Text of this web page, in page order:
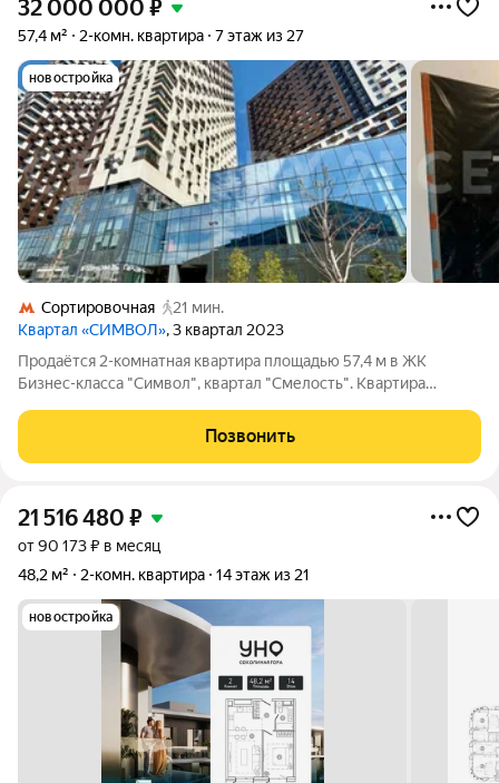
32 000 000 ₽
57,4 м² 2-комн. квартира 7 этаж из 27
новостройка
Сортировочная
21 мин.
Квартал «СИМВОЛ», 3 квартал 2023
Продаётся 2-комнатная квартира площадью 57,4 м в ЖК
Бизнес-класса "Символ", квартал "Смелость". Квартира
использованием современных премиальных решений:
архитектурное освещение, встроенные системы
Позвонить
21 516 480 ₽
от 90 173 ₽ в месяц
48,2 м²
2-комн. квартира 14 этаж из 21
новостройка